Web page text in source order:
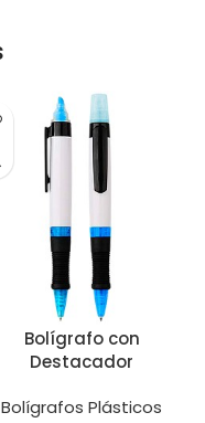
Bolígrafo con
Destacador
Bolígrafos Plásticos